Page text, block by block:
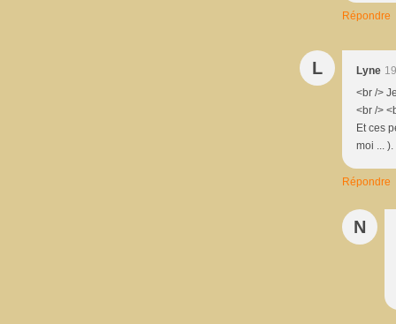
Répondre
L Lyne
<br />
<br />
Et ces
moi ...
Répondre
N